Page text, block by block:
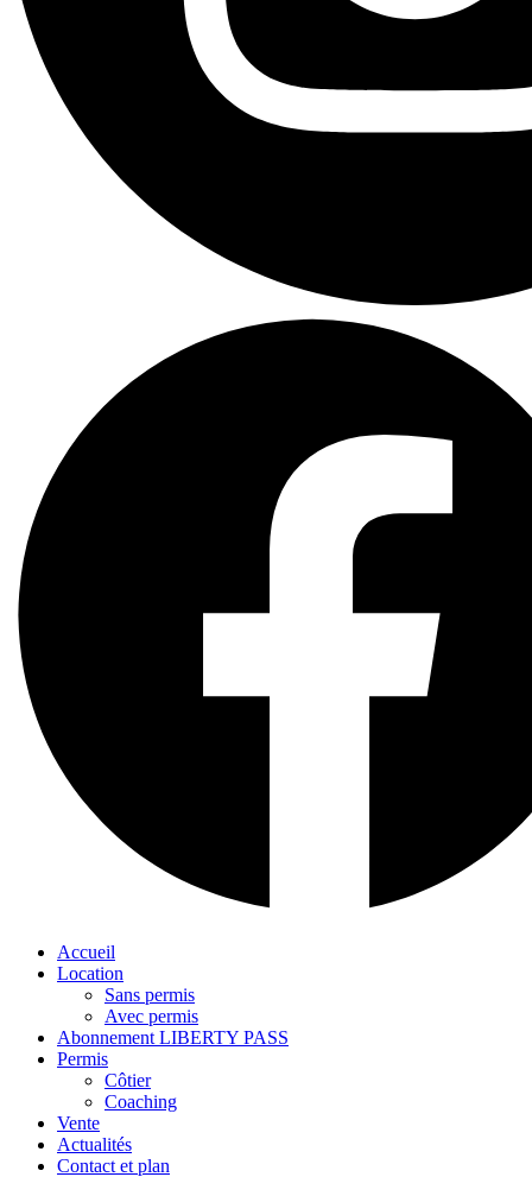
Accueil
Location
Sans permis
Avec permis
Abonnement LIBERTY PASS
Permis
Côtier
Coaching
Vente
Actualités
Contact et plan